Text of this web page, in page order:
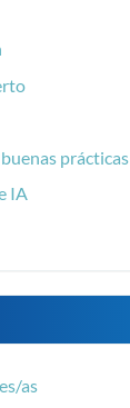
prácticas
IA
as